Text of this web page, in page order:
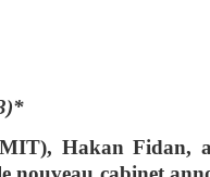
Hakan Fidan,